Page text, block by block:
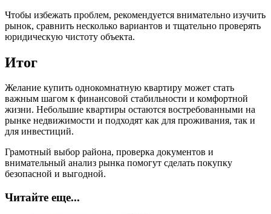
Чтобы избежать проблем, рекомендуется внимательно изучить
рынок, сравнить несколько вариантов и тщательно проверять
юридическую чистоту объекта.
Итог
Желание купить однокомнатную квартиру может стать
важным шагом к финансовой стабильности и комфортной
жизни. Небольшие квартиры остаются востребованными на
рынке недвижимости и подходят как для проживания, так и
для инвестиций.
Грамотный выбор района, проверка документов и
внимательный анализ рынка помогут сделать покупку
безопасной и выгодной.
Читайте еще...